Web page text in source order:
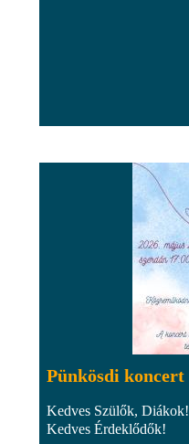
Pünkösdi koncert
Kedves Szülők, Diákok!
Kedves Érdeklődők!